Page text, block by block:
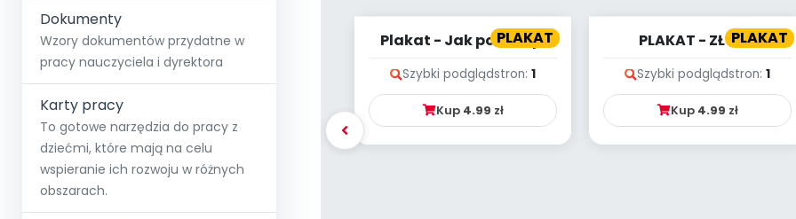
Dokumenty
Wzory dokumentów przydatne w
pracy nauczyciela i dyrektora
Karty pracy
To gotowe narzędzia do pracy z
dziećmi, które mają na celu
wspieranie ich rozwoju w różnych
obszarach.
PLAKAT
Plakat - Jak powstaje
Szybki podglądstron: 1
Kup 4.99 zł
PLAKAT
PLAKAT - ZŁOŚĆ
Szybki podglądstron: 1
Kup 4.99 zł